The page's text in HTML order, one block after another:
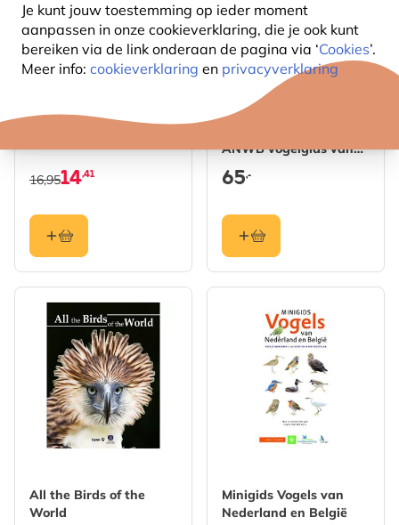
Je kunt jouw toestemming op ieder moment
aanpassen in onze cookieverklaring, die je ook kunt
bereiken via de link onderaan de pagina via ‘Cookies’.
Meer info: cookieverklaring en privacyverklaring
14,41
16,95
ANWB vogelgids van
Europa
65,-
All the Birds of the
World
Minigids Vogels van
Nederland en België